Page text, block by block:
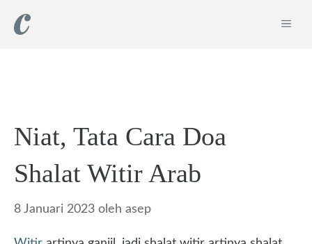
Niat, Tata Cara Doa
Shalat Witir Arab
8 Januari 2023 oleh asep